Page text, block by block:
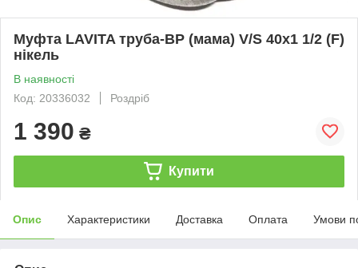
Муфта LAVITA труба-ВР (мама) V/S 40x1 1/2 (F)
нікель
В наявності
Код: 20336032
Роздріб
1 390 ₴
Купити
Опис Характеристики Доставка Оплата Умови